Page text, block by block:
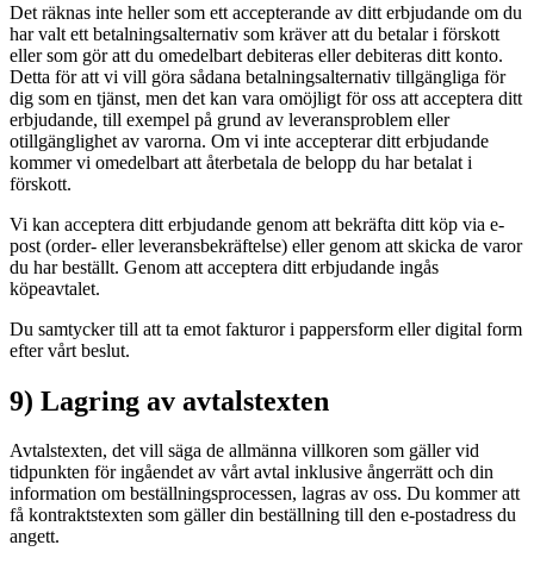
Det räknas inte heller som ett accepterande av ditt erbjudande om du
har valt ett betalningsalternativ som kräver att du betalar i förskott
eller som gör att du omedelbart debiteras eller debiteras ditt konto.
Detta för att vi vill göra sådana betalningsalternativ tillgängliga för
dig som en tjänst, men det kan vara omöjligt för oss att acceptera ditt
erbjudande, till exempel på grund av leveransproblem eller
otillgänglighet av varorna. Om vi inte accepterar ditt erbjudande
kommer vi omedelbart att återbetala de belopp du har betalat i
förskott.
Vi kan acceptera ditt erbjudande genom att bekräfta ditt köp via e-
post (order- eller leveransbekräftelse) eller genom att skicka de varor
du har beställt. Genom att acceptera ditt erbjudande ingås
köpeavtalet.
Du samtycker till att ta emot fakturor i pappersform eller digital form
efter vårt beslut.
9) Lagring av avtalstexten
Avtalstexten, det vill säga de allmänna villkoren som gäller vid
tidpunkten för ingåendet av vårt avtal inklusive ångerrätt och din
information om beställningsprocessen, lagras av oss. Du kommer att
få kontraktstexten som gäller din beställning till den e-postadress du
angett.